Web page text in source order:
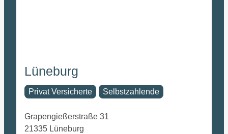
Lüneburg
Privat Versicherte Selbstzahlende
Grapengießerstraße 31
21335 Lüneburg